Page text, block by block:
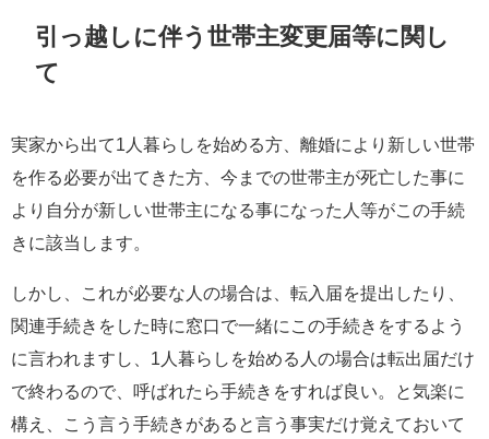
引っ越しに伴う世帯主変更届等に関し
て
実家から出て1人暮らしを始める方、離婚により新しい世帯
を作る必要が出てきた方、今までの世帯主が死亡した事に
より自分が新しい世帯主になる事になった人等がこの手続
きに該当します。
しかし、これが必要な人の場合は、転入届を提出したり、
関連手続きをした時に窓口で一緒にこの手続きをするよう
に言われますし、1人暮らしを始める人の場合は転出届だけ
で終わるので、呼ばれたら手続きをすれば良い。と気楽に
構え、こう言う手続きがあると言う事実だけ覚えておいて